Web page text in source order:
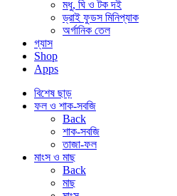
মধু, ঘি ও টক দই
ড্রাই ফুডস মিনিপ্যাক
অর্গানিক তেল
গ্যাস
Shop
Apps
বিশেষ ছাড়
ফল ও শাক-সবজি
Back
শাক-সবজি
তাজা-ফল
মাংস ও মাছ
Back
মাছ